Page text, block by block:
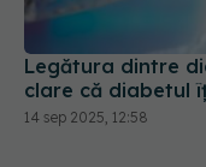
Legătura dintre
clare că diabetul
14 sep 2025, 12:58